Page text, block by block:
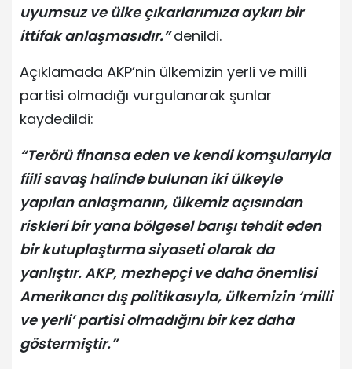
uyumsuz ve ülke çıkarlarımıza aykırı bir
ittifak anlaşmasıdır.” denildi.
Açıklamada AKP’nin ülkemizin yerli ve milli
partisi olmadığı vurgulanarak şunlar
kaydedildi:
“Terörü finansa eden ve kendi komşularıyla
fiili savaş halinde bulunan iki ülkeyle
yapılan anlaşmanın, ülkemiz açısından
riskleri bir yana bölgesel barışı tehdit eden
bir kutuplaştırma siyaseti olarak da
yanlıştır. AKP, mezhepçi ve daha önemlisi
Amerikancı dış politikasıyla, ülkemizin ‘milli
ve yerli’ partisi olmadığını bir kez daha
göstermiştir.”